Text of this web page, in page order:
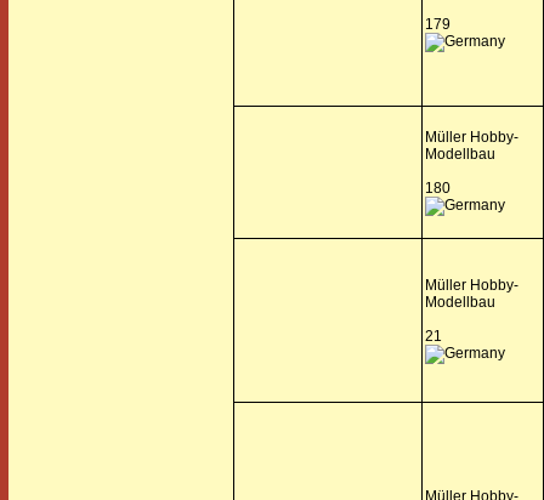
179
Müller Hobby-
Modellbau
180
Müller Hobby-
Modellbau
21
Müller Hobby-